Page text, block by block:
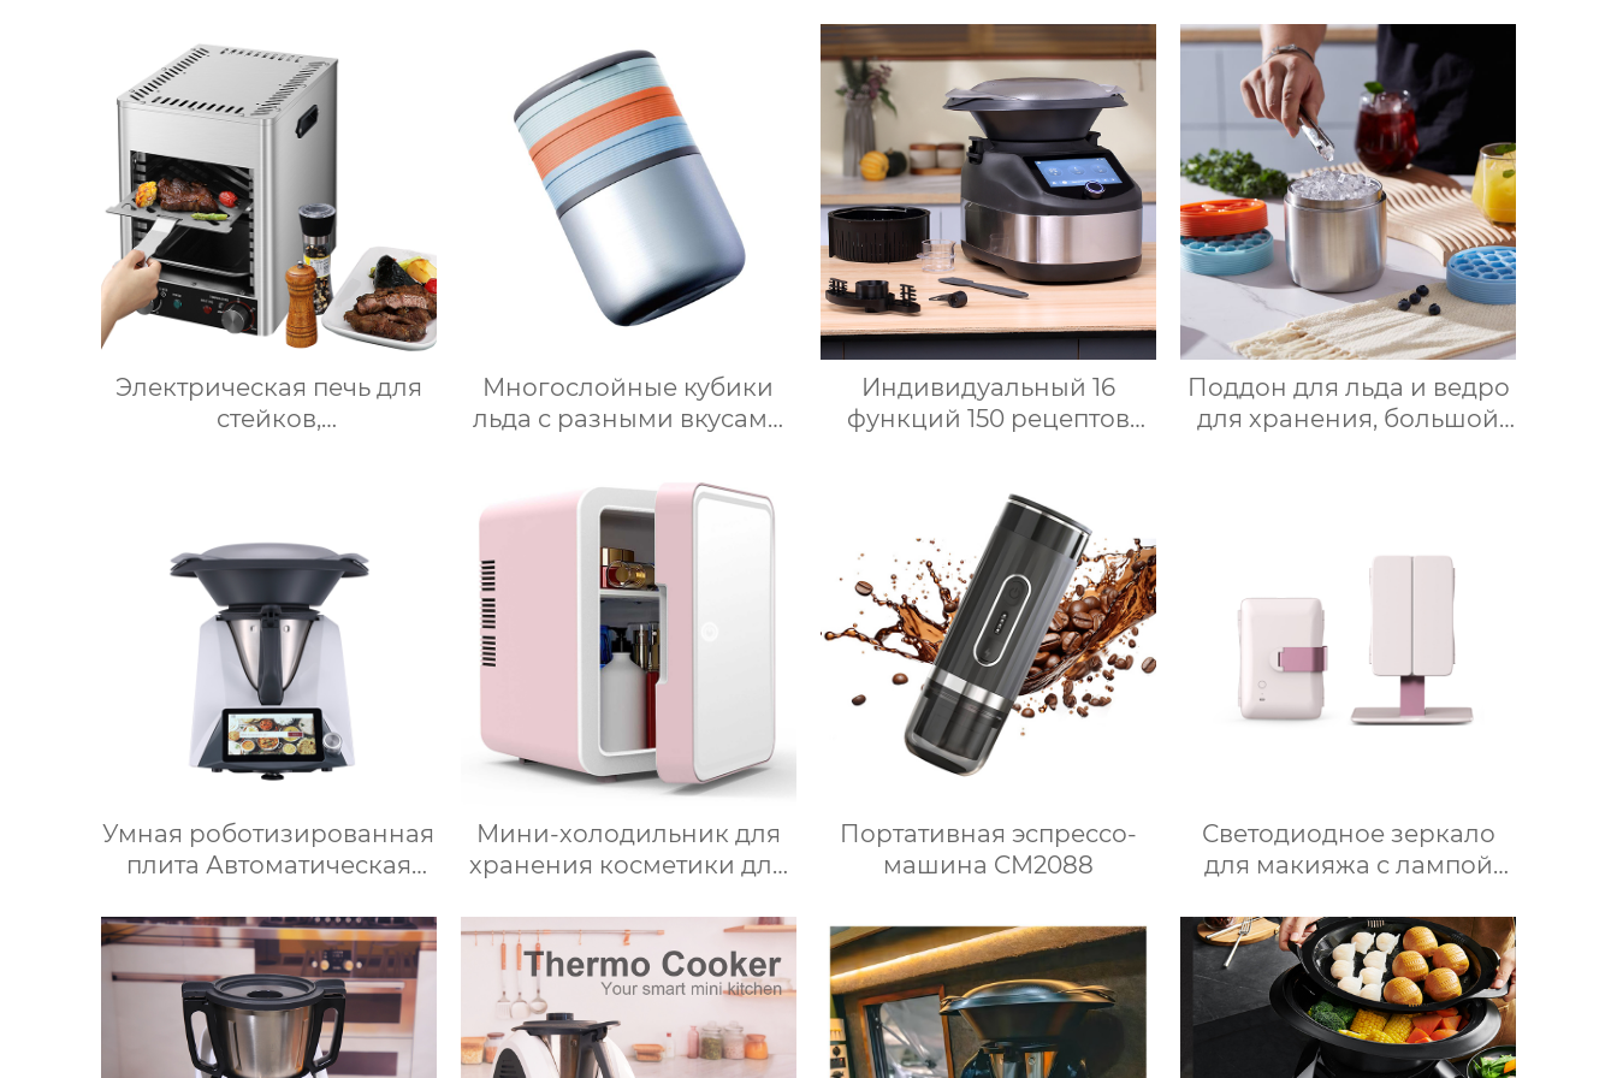
Электрическая печь для
стейков,
10-слойный гриль,
Постоянная температура
800℃, Нержавеющая
сталь
Многослойные кубики
льда с разными вкусами
форма для льда и
ведерко для хранения
форма для ведерка для
льда
Индивидуальный 16
функций 150 рецептов
Электрический
многофункциональный
кухонный комбайн
Термопроцессор
Поддон для льда и ведро
для хранения, большой
на заказ
Умная роботизированная
плита Автоматическая
приготовления пищи
Интеллектуальный Робот
для приготовления пищи
для дома
Мини-холодильник для
хранения косметики для
Автомобильный офис,
Фруктовый напиток,
грудное молоко,
автомобильный мини-
холодильник
Портативная эспрессо-
машина CM2088
Светодиодное зеркало
для макияжа с лампой
зеркало для спальни
заполняет свет складное
косметическое зеркало
для переодевания
фабрика зеркал